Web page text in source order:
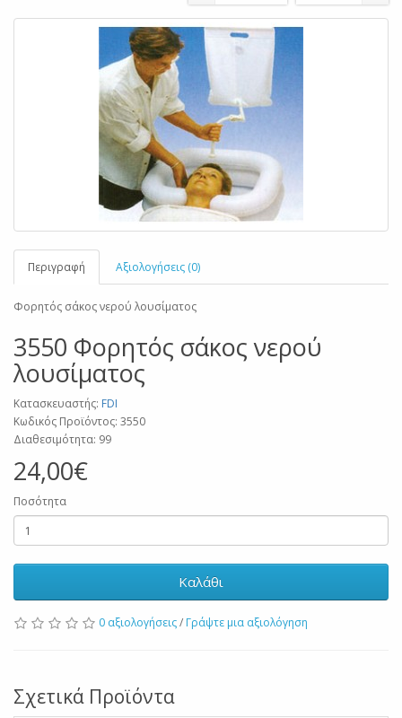
Περιγραφή Αξιολογήσεις (0)
Φορητός σάκος νερού λουσίματος
3550 Φορητός σάκος νερού
λουσίματος
Κατασκευαστής: FDI
Κωδικός Προϊόντος: 3550
Διαθεσιμότητα: 99
24,00€
Ποσότητα
Καλάθι
0 αξιολογήσεις/ Γράψτε μια αξιολόγηση
Σχετικά Προϊόντα